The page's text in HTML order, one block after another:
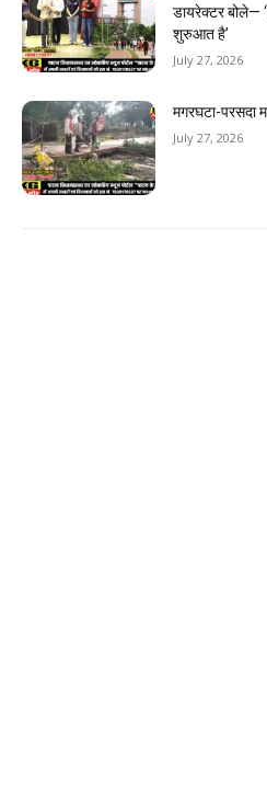
डायरेक्टर बोले—
शुरुआत है’
July 27, 2026
मगरघटा-परसदा
July 27, 2026